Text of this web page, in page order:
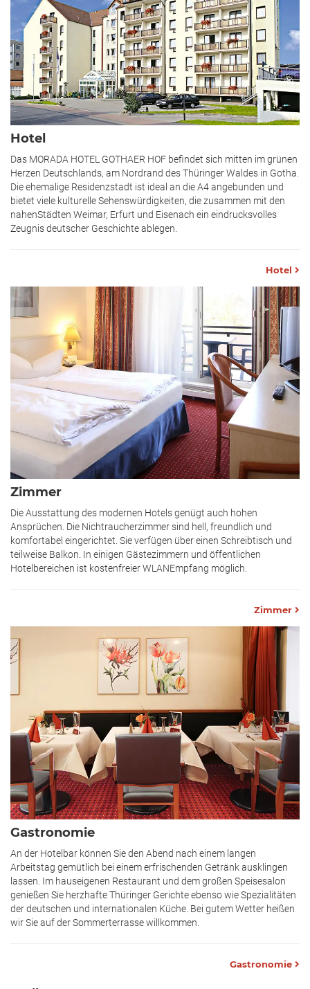
Hotel
Das MORADA HOTEL GOTHAER HOF befindet sich mitten im grünen
Herzen Deutschlands, am Nordrand des Thüringer Waldes in Gotha.
Die ehemalige Residenzstadt ist ideal an die A4 angebunden und
bietet viele kulturelle Sehenswürdigkeiten, die zusammen mit den
nahenStädten Weimar, Erfurt und Eisenach ein eindrucksvolles
Zeugnis deutscher Geschichte ablegen.
Hotel
Zimmer
Die Ausstattung des modernen Hotels genügt auch hohen
Ansprüchen. Die Nichtraucherzimmer sind hell, freundlich und
komfortabel eingerichtet. Sie verfügen über einen Schreibtisch und
teilweise Balkon. In einigen Gästezimmern und öffentlichen
Hotelbereichen ist kostenfreier WLAN­Empfang möglich.
Zimmer
Gastronomie
An der Hotelbar können Sie den Abend nach einem langen
Arbeitstag gemütlich bei einem erfri­schenden Getränk ausklingen
lassen. Im hauseigenen Restaurant und dem großen Speisesalon
genießen Sie herzhafte Thüringer Gerichte ebenso wie Spezialitäten
der deutschen und internatio­nalen Küche. Bei gutem Wetter heißen
wir Sie auf der Sommerterrasse willkommen.
Gastronomie